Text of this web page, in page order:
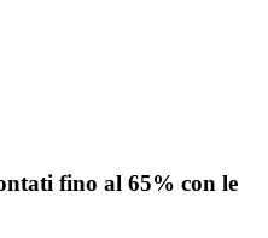
fino al 65% con le